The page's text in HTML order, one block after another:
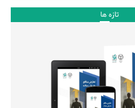
تازه ها